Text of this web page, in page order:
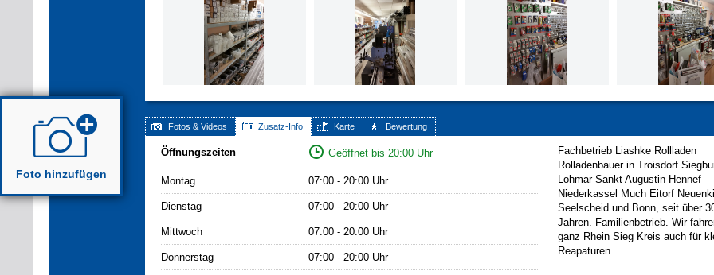
Fotos & Videos Zusatz-Info Karte Bewertung
Öffnungszeiten Geöffnet bis 20:00 Uhr
Montag 07:00 - 20:00 Uhr
Dienstag 07:00 - 20:00 Uhr
Mittwoch 07:00 - 20:00 Uhr
Donnerstag 07:00 - 20:00 Uhr
Fachbetrieb Liashke Rollladen
Rolladenbauer in Troisdorf
Lohmar Sankt Augustin Hennef
Niederkassel Much Eitorf
Seelscheid und Bonn, seit über
Jahren. Familienbetrieb. Wir
ganz Rhein Sieg Kreis auch für
Reapaturen.
Foto hinzufügen